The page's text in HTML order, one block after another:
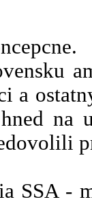
a
na
SSA -